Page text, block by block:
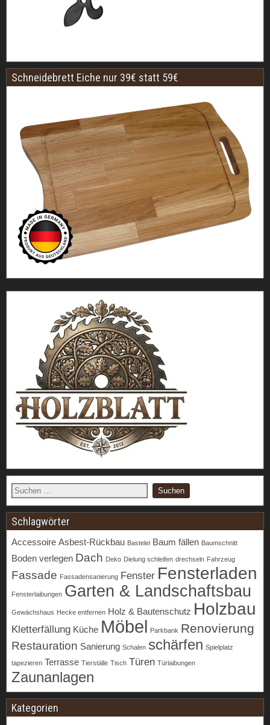
Schneidebrett Eiche nur 39€ statt 59€
Schlagwörter
Accessoire Asbest-Rückbau Bastelei Baum fällen Baumschnitt
Boden verlegen Dach Deko Dielung schleifen drechseln Fahrzeug
Fassade Fassadensanierung Fenster Fensterladen
Fensterlaibungen Garten & Landschaftsbau
Gewächshaus Hecke entfernen Holz & Bautenschutz Holzbau
Kletterfällung Küche Möbel Parkbank Renovierung
Restauration Sanierung Schalen schärfen Spielplatz
tapezieren Terrasse Tierställe Tisch Türen Türlaibungen
Zaunanlagen
Kategorien